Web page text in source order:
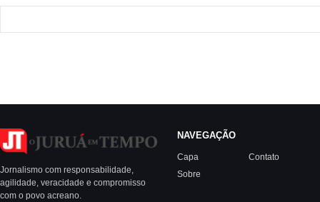
Jornalismo com responsabilidade,
agilidade, veracidade e compromisso
com o povo acreano.
NAVEGAÇÃO
Capa
Sobre
Contato